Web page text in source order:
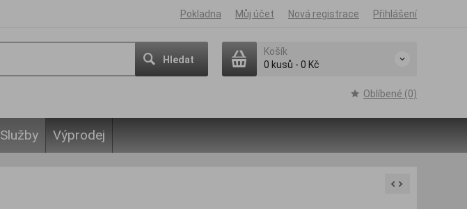
Pokladna Můj účet Nová registrace Přihlášení
Hledat
Košík
0 kusů - 0 Kč
Oblíbené (0)
Služby Výprodej